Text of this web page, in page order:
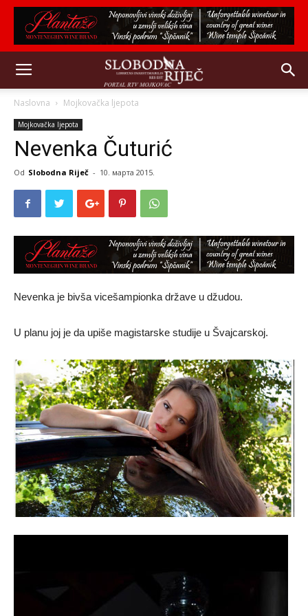
Naslovna Mojkovačka ljepota
Mojkovačka ljepota
Nevenka Čuturić
Od Slobodna Riječ - 10. марта 2015.
Nevenka je bivša vicešampionka države u džudou.
U planu joj je da upiše magistarske studije u Švajcarskoj.